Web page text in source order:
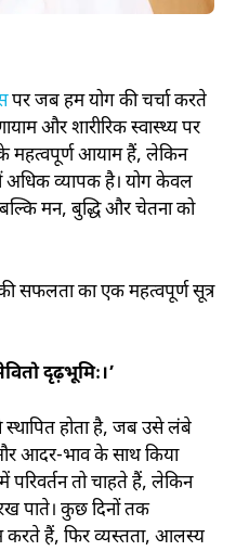
पर जब हम योग की चर्चा करते
और शारीरिक स्वास्थ्य पर
के महत्वपूर्ण आयाम हैं, लेकिन
अधिक व्यापक है। योग केवल
बल्कि मन, बुद्धि और चेतना को
सफलता का एक महत्वपूर्ण सूत्र
दृढ़भूमिः।’
होता है, जब उसे लंबे
आदर-भाव के साथ किया
तो चाहते हैं, लेकिन
पाते। कुछ दिनों तक
करते हैं, फिर व्यस्तता, आलस्य